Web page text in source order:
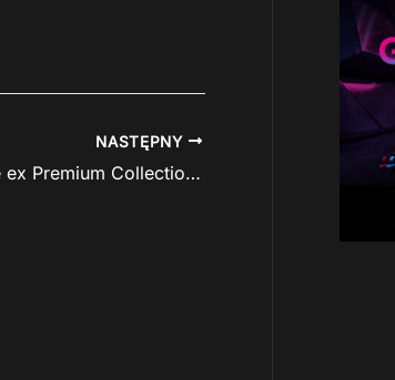
NASTĘPNY
Mega Zygarde ex Premium Collection w niezłej cenie